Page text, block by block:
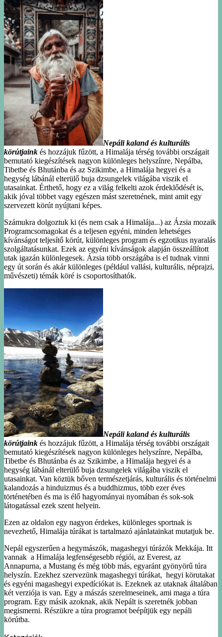
Nepáli kaland és kulturális
körútjaink és hozzájuk fűzött, a Himalája térség további országait
bemutató kiegészítések nagyon különleges helyszínre, Nepálba,
Tibetbe és Bhutánba és az Szikimbe, a Himalája hegyei és a
hegység lábánál elterülő buja dzsungelek világába viszik el
utasainkat. Érthető, hogy ez a világ felkelti azok érdeklődését is,
akik jóval többet vagy egészen mást szeretnének, mint amit egy
szervezett körút nyújtani képes.
Számukra dolgoztuk ki (és nem csak a Himalája...) az Ázsia mozaik
Programcsomagokat és a teljesen egyéni, minden lehetséges
kívánságot teljesítő körút, különleges program és egzotikus nyaralás
szolgáltatásunkat. Ezek az egyéni kívánságok alapján összeállított
utak igazán különlegesek. Ázsia több országába is el tudnak vinni
egy út során és akár különleges (például vallási, kulturális, néprajzi,
művészeti) témák köré is csoportosíthatók.
Nepáli kaland és kulturális
körútjaink és hozzájuk fűzött, a Himalája térség további országait
bemutató kiegészítések nagyon különleges helyszínre, Nepálba,
Tibetbe és Bhutánba és az Szikimbe, a Himalája hegyei és a
hegység lábánál elterülő buja dzsungelek világába viszik el
utasainkat. Van köztük bőven természetjárás, kulturális és történelmi
kalandozás a hinduizmus és a buddhizmus, több ezer éves
történetében és ma is élő hagyományai nyomában és sok-sok
látogatással ezek szent helyein.
Ezen az oldalon egy nagyon érdekes, különleges sportnak is
nevezhető, Himalája túrákat is tartalmazó ajánlatainkat mutatjuk be.
Nepál egyszerűen a hegymászók, magashegyi túrázók Mekkája. Itt
vannak a Himalája legfenségesebb régiói, az Everest, az
Annapurna, a Mustang és még több más, egyaránt gyönyörű túra
helyszín. Ezekhez szervezünk magashegyi túrákat, hegyi körutakat
és egyéni magashegyi expedíciókat is. Ezeknek az utaknak általában
két verziója is van. Egy a mászás szerelmeseinek, ami maga a túra
program. Egy másik azoknak, akik Nepált is szeretnék jobban
megismerni. Részükre a túra programot beépítjük egy nepáli
körútba.